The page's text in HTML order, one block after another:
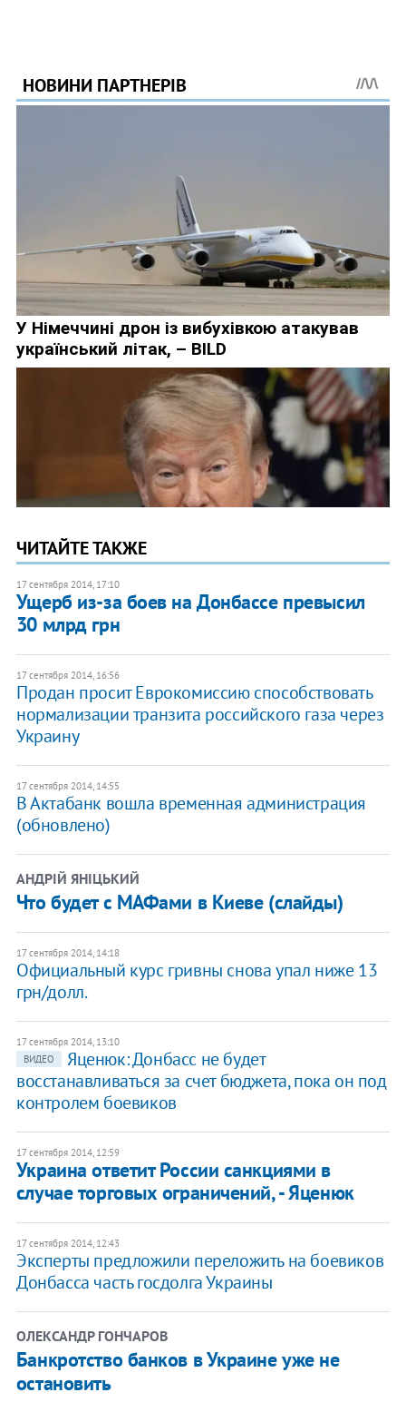
ЧИТАЙТЕ ТАКЖЕ
17 сентября 2014, 17:10
Ущерб из-за боев на Донбассе превысил
30 млрд грн
17 сентября 2014, 16:56
Продан просит Еврокомиссию способствовать
нормализации транзита российского газа через
Украину
17 сентября 2014, 14:55
В Актабанк вошла временная администрация
(обновлено)
АНДРІЙ ЯНІЦЬКИЙ
Что будет с МАФами в Киеве (слайды)
17 сентября 2014, 14:18
Официальный курс гривны снова упал ниже 13
грн/долл.
17 сентября 2014, 13:10
ВИДЕО
Яценюк: Донбасс не будет
восстанавливаться за счет бюджета, пока он под
контролем боевиков
17 сентября 2014, 12:59
Украина ответит России санкциями в
случае торговых ограничений, - Яценюк
17 сентября 2014, 12:43
Эксперты предложили переложить на боевиков
Донбасса часть госдолга Украины
ОЛЕКСАНДР ГОНЧАРОВ
Банкротство банков в Украине уже не
остановить